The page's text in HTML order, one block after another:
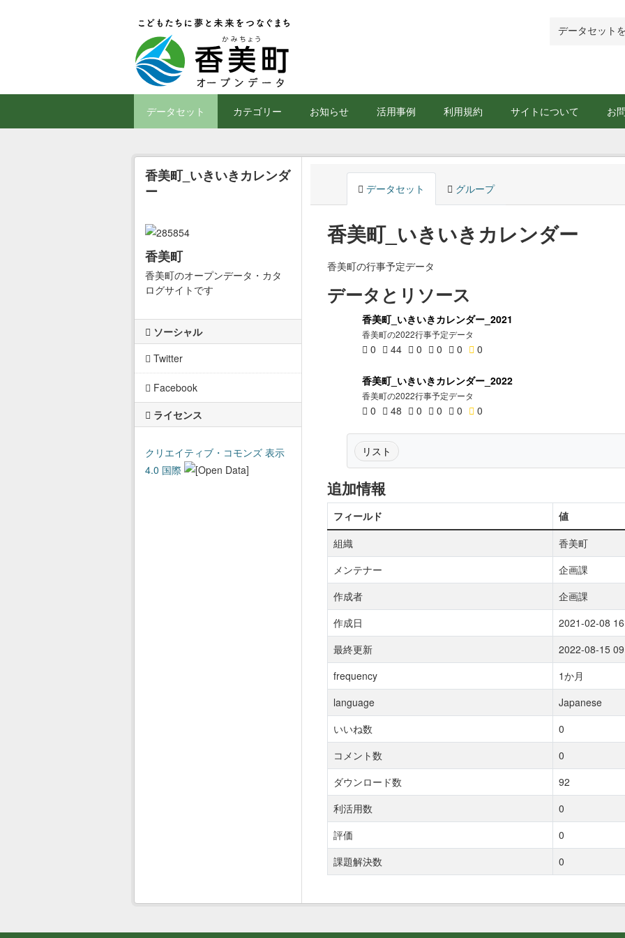
データセット カテゴリー お知らせ 活用事例 利用規約 サイトについて お
香美町_いきいきカレンダ
ー
香美町
香美町のオープンデータ・カタ
ログサイトです
ソーシャル
Twitter
Facebook
ライセンス
クリエイティブ・コモンズ 表示
4.0 国際
データセット グループ
香美町_いきいきカレンダー
香美町の行事予定データ
データとリソース
香美町_いきいきカレンダー_2021
香美町の2022行事予定データ
0 44 0 0 0 0
香美町_いきいきカレンダー_2022
香美町の2022行事予定データ
0 48 0 0 0 0
リスト
追加情報
フィールド
値
組織
香美町
メンテナー
企画課
作成者
企画課
作成日
2021-02-08
最終更新
2022-08-15
frequency
1か月
language
Japanese
いいね数
0
コメント数
0
ダウンロード数
92
利活用数
0
評価
0
課題解決数
0